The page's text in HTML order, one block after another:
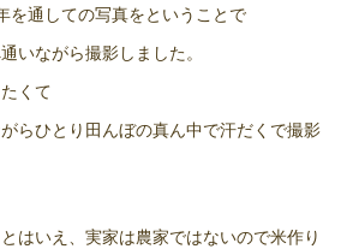
を通しての写真をということで
いながら撮影しました。
くて
らひとり田んぼの真ん中で汗だくで撮影
はいえ、実家は農家ではないので米作り